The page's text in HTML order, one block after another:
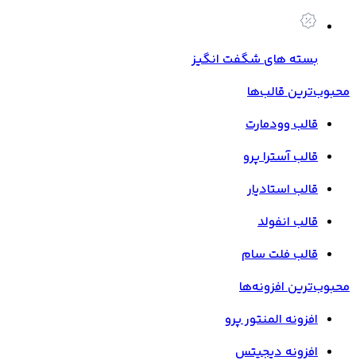
بسته های شگفت انگیز
محبوب‌ترین قالب‌ها
قالب وودمارت
قالب آسترا پرو
قالب استادیار
قالب انفولد
قالب فلت سام
محبوب‌ترین افزونه‌ها
افزونه المنتور پرو
افزونه دیجیتس